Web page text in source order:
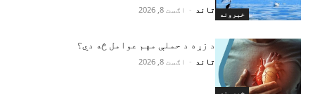
خبرونه تاند - اګست 8, 2026
د زړه د حملې مهم عوامل څه دي؟
تاند - اګست 8, 2026